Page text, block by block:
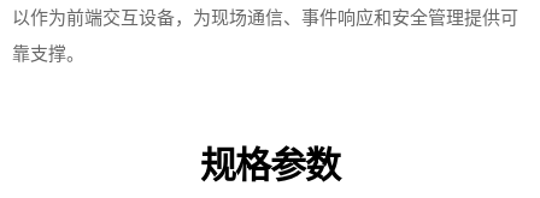
以作为前端交互设备，为现场通信、事件响应和安全管理提供可
靠支撑。
规格参数